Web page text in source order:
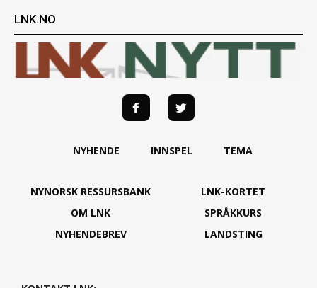
LNK.NO
NYHENDE INNSPEL TEMA
NYNORSK RESSURSBANK
OM LNK
NYHENDEBREV
LNK-KORTET
SPRÅKKURS
LANDSTING